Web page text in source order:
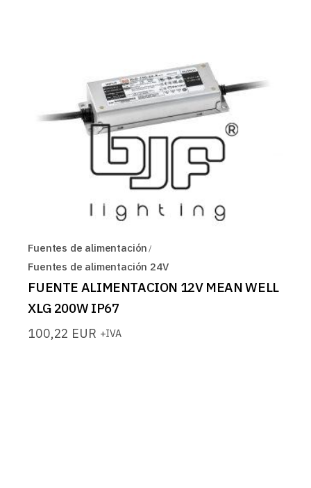
Fuentes de alimentación
Fuentes de alimentación 24V
FUENTE ALIMENTACION 12V MEAN WELL
XLG 200W IP67
100,22 EUR +IVA